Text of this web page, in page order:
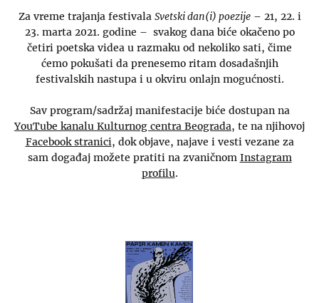
Za vreme trajanja festivala Svetski dan(i) poezije– 21, 22. i
23. marta 2021. godine – svakog dana biće okačeno po
četiri poetska videa u razmaku od nekoliko sati, čime
ćemo pokušati da prenesemo ritam dosadašnjih
festivalskih nastupa i u okviru onlajn mogućnosti.
Sav program/sadržaj manifestacije biće dostupan na
YouTube kanalu Kulturnog centra Beograda, te na njihovoj
Facebook stranici, dok objave, najave i vesti vezane za
sam događaj možete pratiti na zvaničnom Instagram
profilu.